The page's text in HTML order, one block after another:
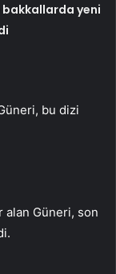
yeni
bu dizi
alan Güneri, son